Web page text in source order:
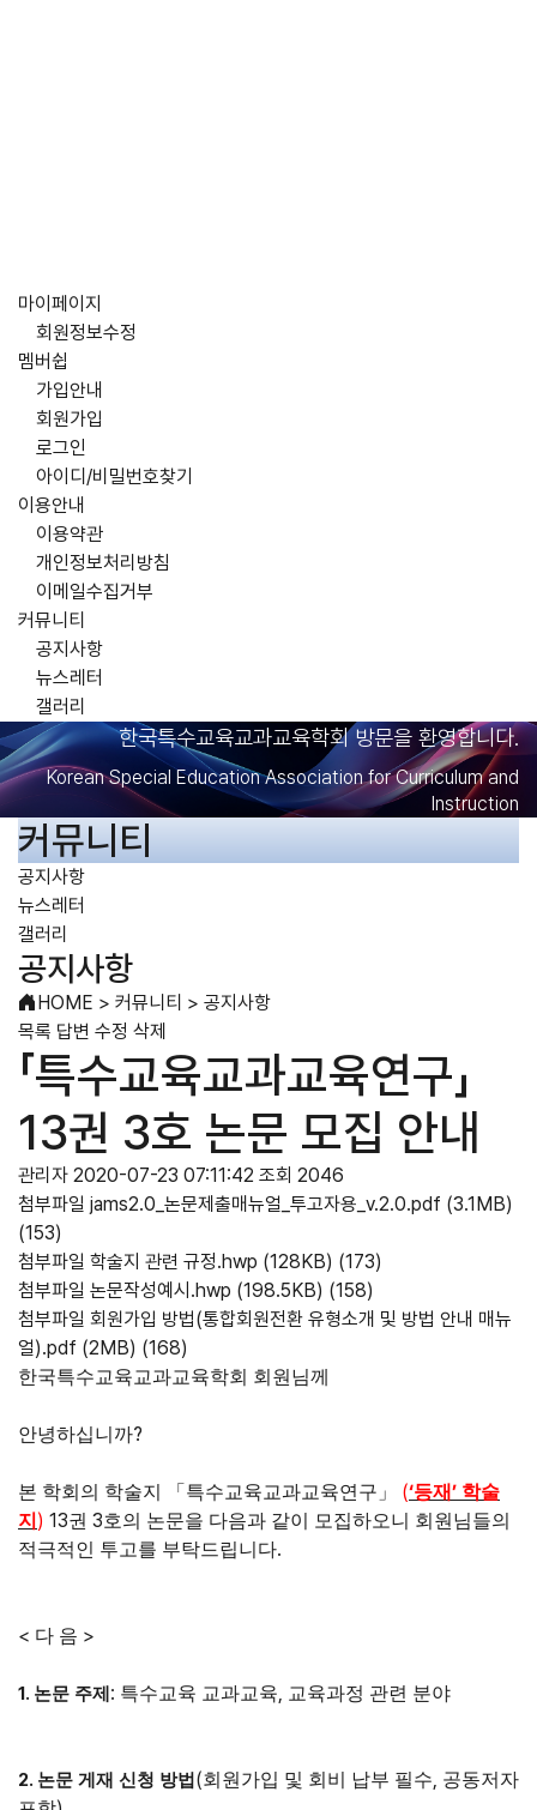
마이페이지
회원정보수정
멤버쉽
가입안내
회원가입
로그인
아이디/비밀번호찾기
이용안내
이용약관
개인정보처리방침
이메일수집거부
커뮤니티
공지사항
뉴스레터
갤러리
한국특수교육교과교육학회 방문을 환영합니다.
Korean Special Education Association for Curriculum and
Instruction
커뮤니티
공지사항
뉴스레터
갤러리
공지사항
HOME > 커뮤니티 > 공지사항
목록 답변 수정 삭제
「특수교육교과교육연구」
13권 3호 논문 모집 안내
관리자 2020-07-23 07:11:42 조회 2046
첨부파일 jams2.0_논문제출매뉴얼_투고자용_v.2.0.pdf (3.1MB)
(153)
첨부파일 학술지 관련 규정.hwp (128KB) (173)
첨부파일 논문작성예시.hwp (198.5KB) (158)
첨부파일 회원가입 방법(통합회원전환 유형소개 및 방법 안내 매뉴
얼).pdf (2MB) (168)
한국특수교육교과교육학회 회원님께
안녕하십니까?
본 학회의 학술지 「 특수교육교과교육연구 」 (‘등재’ 학술
지 ) 13권 3호의 논문을 다음과 같이 모집하오니 회원님들의
적극적인 투고를 부탁드립니다.
< 다 음 >
1. 논문 주제 : 특수교육 교과교육, 교육과정 관련 분야
2. 논문 게재 신청 방법 (회원가입 및 회비 납부 필수, 공동저자